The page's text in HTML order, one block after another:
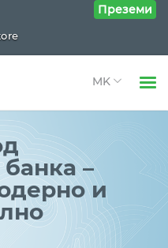
Open
Open
–
и
Преземи